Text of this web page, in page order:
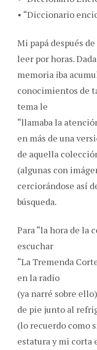
• “Diccionario
Mi papá después
leer por horas.
memoria iba
conocimientos de
tema le
“llamaba la
en más de una
de aquella
(algunas con
cerciorándose así
búsqueda.
Para “la hora de la
escuchar
“La Tremenda
en la radio
(ya narré sobre ello)
de pie junto al
(lo recuerdo como
estatura y mi corta